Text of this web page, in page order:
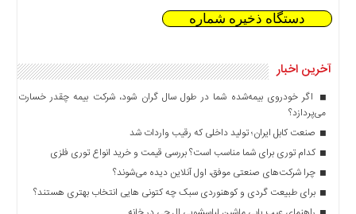
دستگاه ذخیره شماره
آخرین اخبار
اگر خودروی بیمه‌شده شما در طول سال گران شود، شرکت بیمه چقدر خسارت
می‌پردازد؟
صنعت کابل ایران؛ تولید داخلی که رقیب واردات شد
کدام توری برای شما مناسب است؟ بررسی قیمت و خرید انواع توری فلزی
چرا شرکت‌های صنعتی موفق، اول آنلاین دیده می‌شوند؟
برای طبیعت گردی و کوهنوردی سبک چه کتونی هایی انتخاب بهتری هستند؟